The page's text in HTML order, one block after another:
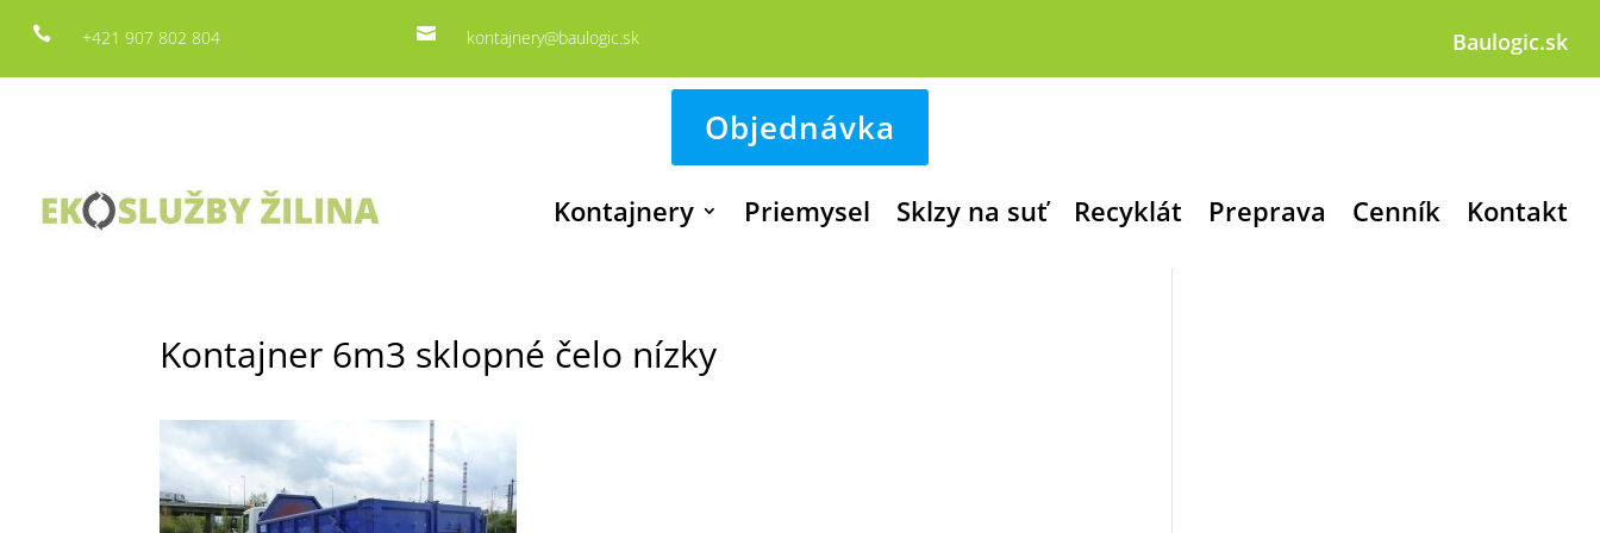
 +421 907 802 804  kontajnery@baulogic.sk Baulogic.sk
Objednávka
Kontajnery Priemysel Sklzy na suť Recyklát Preprava Cenník Kontakt
Kontajner 6m3 sklopné čelo nízky